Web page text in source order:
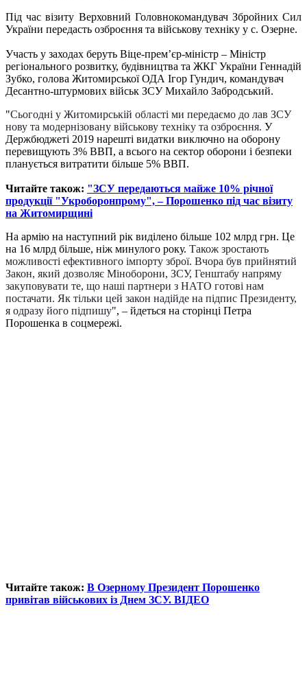
Під час візиту Верховний Головнокомандувач Збройних Сил
України передасть озброєння та військову техніку у с. Озерне.
Участь у заходах беруть Віце-прем’єр-міністр – Міністр
регіонального розвитку, будівництва та ЖКГ України Геннадій
Зубко, голова Житомирської ОДА Ігор Гундич, командувач
Десантно-штурмових військ ЗСУ Михайло Забродський.
"Сьогодні у Житомирській області ми передаємо до лав ЗСУ
нову та модернізовану військову техніку та озброєння. У
Держбюджеті 2019 нарешті видатки виключно на оборону
перевищують 3% ВВП, а всього на сектор оборони і безпеки
планується витратити більше 5% ВВП.
Читайте також: "ЗСУ передаються майже 10% річної
продукції "Укроборонпрому", – Порошенко під час візиту
на Житомирщині
На армію на наступний рік виділено більше 102 млрд грн. Це
на 16 млрд більше, ніж минулого року. Також зростають
можливості ефективного імпорту зброї. Вчора був прийнятий
Закон, який дозволяє Міноборони, ЗСУ, Генштабу напряму
закуповувати те, що наші партнери з НАТО готові нам
постачати. Як тільки цей закон надійде на підпис Президенту,
я одразу його підпишу", – йдеться на сторінці Петра
Порошенка в соцмережі.
Читайте також: В Озерному Президент Порошенко
привітав військових із Днем ЗСУ. ВІДЕО